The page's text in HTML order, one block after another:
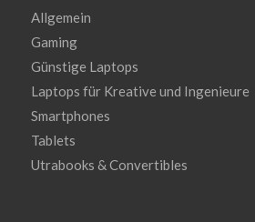
Allgemein
Gaming
Günstige Laptops
Laptops für Kreative und Ingenieure
Smartphones
Tablets
Utrabooks & Convertibles